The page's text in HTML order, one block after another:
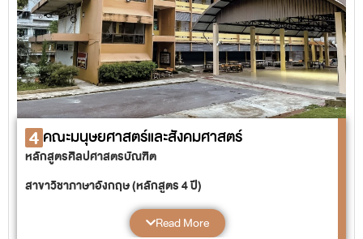
4 คณะมนุษยศาสตร์และสังคมศาสตร์
หลักสูตรศิลปศาสตรบัณฑิต
สาขาวิชาภาษาอังกฤษ (หลักสูตร 4 ปี)
สาขาวิชาภาษาไทย (หลักสูตร 4 ปี)
สาขาวิชาภาษาจีน (หลักสูตร 4 ปี)Read More